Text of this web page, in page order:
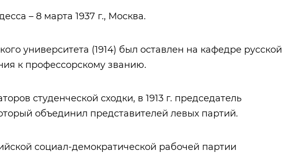
– 8 марта 1937 г., Москва.
университета (1914) был оставлен на кафедре русской
к профессорскому званию.
студенческой сходки, в 1913 г. председатель
объединил представителей левых партий.
социал-демократической рабочей партии